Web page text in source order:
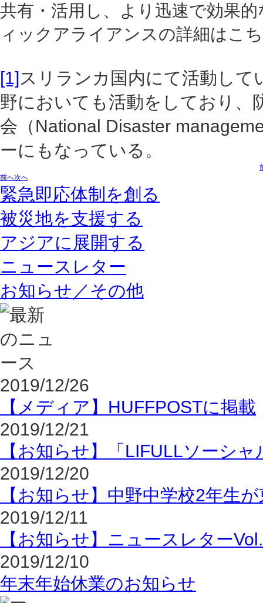
共有・活用し、より迅速で効果
ィックアライアンスの詳細はこ
[1]スリランカ国内にて活動して
野においても活動をしており、
会（National Disaster
ーにもなっている。
前へ次へ
緊急即応体制を創る
被災地を支援する
アジアに展開する
ニュースレター
お知らせ／その他
2019/12/26
【メディア】HUFFPOSTに掲載
2019/12/21
【お知らせ】「LIFULLソーシ
2019/12/20
【お知らせ】中野中学校2年生
2019/12/11
【お知らせ】ニュースレター
2019/12/10
年末年始休業のお知らせ